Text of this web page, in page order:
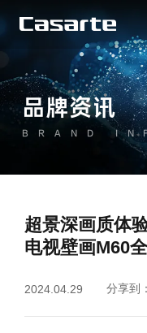
品牌资讯
BRAND
超景深画质体
电视壁画M60
2024.04.29 分享到：